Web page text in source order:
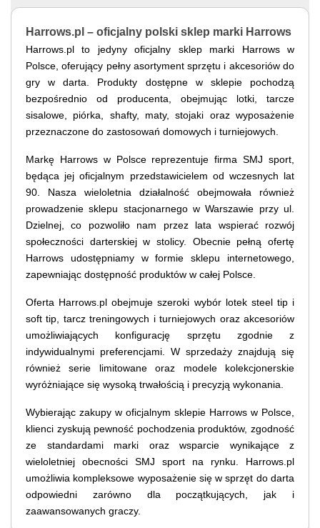
Harrows.pl – oficjalny polski sklep marki Harrows
Harrows.pl to jedyny oficjalny sklep marki Harrows w
Polsce, oferujący pełny asortyment sprzętu i akcesoriów do
gry w darta. Produkty dostępne w sklepie pochodzą
bezpośrednio od producenta, obejmując lotki, tarcze
sisalowe, piórka, shafty, maty, stojaki oraz wyposażenie
przeznaczone do zastosowań domowych i turniejowych.
Markę Harrows w Polsce reprezentuje firma SMJ sport,
będąca jej oficjalnym przedstawicielem od wczesnych lat
90. Nasza wieloletnia działalność obejmowała również
prowadzenie sklepu stacjonarnego w Warszawie przy ul.
Dzielnej, co pozwoliło nam przez lata wspierać rozwój
społeczności darterskiej w stolicy. Obecnie pełną ofertę
Harrows udostępniamy w formie sklepu internetowego,
zapewniając dostępność produktów w całej Polsce.
Oferta Harrows.pl obejmuje szeroki wybór lotek steel tip i
soft tip, tarcz treningowych i turniejowych oraz akcesoriów
umożliwiających konfigurację sprzętu zgodnie z
indywidualnymi preferencjami. W sprzedaży znajdują się
również serie limitowane oraz modele kolekcjonerskie
wyróżniające się wysoką trwałością i precyzją wykonania.
Wybierając zakupy w oficjalnym sklepie Harrows w Polsce,
klienci zyskują pewność pochodzenia produktów, zgodność
ze standardami marki oraz wsparcie wynikające z
wieloletniej obecności SMJ sport na rynku. Harrows.pl
umożliwia kompleksowe wyposażenie się w sprzęt do darta
odpowiedni zarówno dla początkujących, jak i
zaawansowanych graczy.